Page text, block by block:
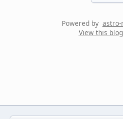
Powered by astro-
View this